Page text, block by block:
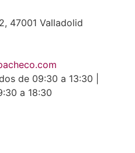
47001 Valladolid
de 09:30 a 13:30 |
a 18:30